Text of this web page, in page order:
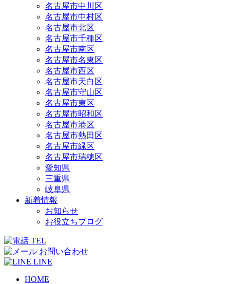
名古屋市中川区
名古屋市中村区
名古屋市北区
名古屋市千種区
名古屋市南区
名古屋市名東区
名古屋市西区
名古屋市天白区
名古屋市守山区
名古屋市東区
名古屋市昭和区
名古屋市港区
名古屋市熱田区
名古屋市緑区
名古屋市瑞穂区
愛知県
三重県
岐阜県
新着情報
お知らせ
お役立ちブログ
TEL
お問い合わせ
LINE
HOME